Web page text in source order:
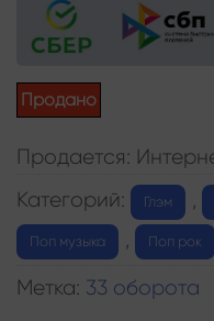
Продано
Продается:
Категорий:
Глэм ,
Поп музыка , Поп рок
Метка: 33 оборота